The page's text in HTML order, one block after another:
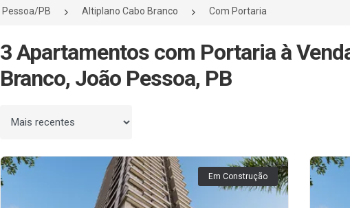
PB Altiplano Cabo Branco Com Portaria
3 Apartamentos com Portaria à
Branco, João Pessoa, PB
Ordenar por
Em Construção